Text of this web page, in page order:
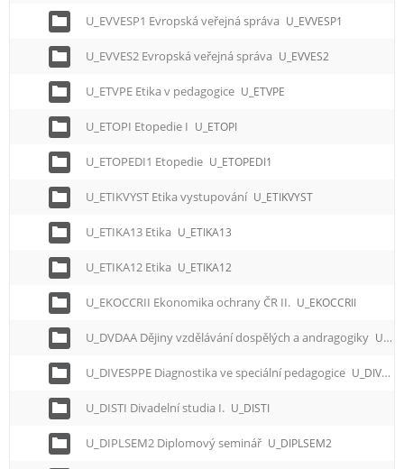
U_EVVESP1 Evropská veřejná správa U_EVVESP1
U_EVVES2 Evropská veřejná správa U_EVVES2
U_ETVPE Etika v pedagogice U_ETVPE
U_ETOPI Etopedie I U_ETOPI
U_ETOPEDI1 Etopedie U_ETOPEDI1
U_ETIKVYST Etika vystupování U_ETIKVYST
U_ETIKA13 Etika U_ETIKA13
U_ETIKA12 Etika U_ETIKA12
U_EKOCCRII Ekonomika ochrany ČR II. U_EKOCCRII
U_DVDAA Dějiny vzdělávání dospělých a andragogiky U_DVDAA
U_DIVESPPE Diagnostika ve speciální pedagogice U_DIVESPPE
U_DISTI Divadelní studia I. U_DISTI
U_DIPLSEM2 Diplomový seminář U_DIPLSEM2